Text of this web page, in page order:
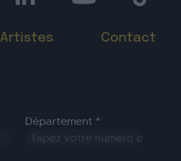
Artistes Contact
Département *